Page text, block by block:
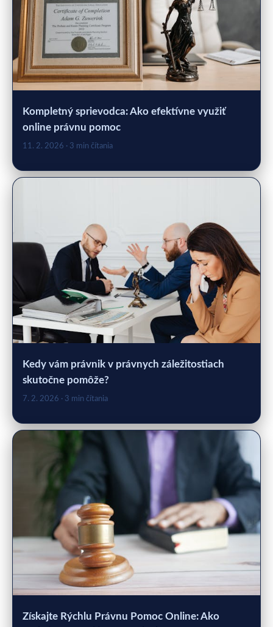
Kompletný sprievodca: Ako efektívne využiť
online právnu pomoc
11. 2. 2026 · 3 min čítania
Kedy vám právnik v právnych záležitostiach
skutočne pomôže?
7. 2. 2026 · 3 min čítania
Získajte Rýchlu Právnu Pomoc Online: Ako